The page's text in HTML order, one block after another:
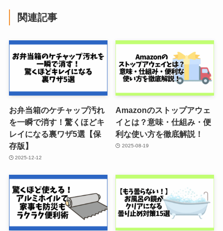
関連記事
お弁当箱のケチャップ汚れ
を一瞬で消す！驚くほどキ
レイになる裏ワザ5選【保
存版】
2025-12-12
Amazonのストップアウェ
イとは？意味・仕組み・便
利な使い方を徹底解説！
2025-08-19